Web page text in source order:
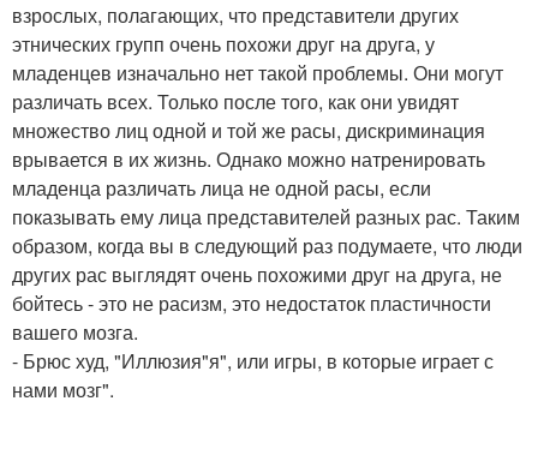
взрослых, полагающих, что представители других
этнических групп очень похожи друг на друга, у
младенцев изначально нет такой проблемы. Они могут
различать всех. Только после того, как они увидят
множество лиц одной и той же расы, дискриминация
врывается в их жизнь. Однако можно натренировать
младенца различать лица не одной расы, если
показывать ему лица представителей разных рас. Таким
образом, когда вы в следующий раз подумаете, что люди
других рас выглядят очень похожими друг на друга, не
бойтесь - это не расизм, это недостаток пластичности
вашего мозга.
- Брюс худ, "Иллюзия"я", или игры, в которые играет с
нами мозг".